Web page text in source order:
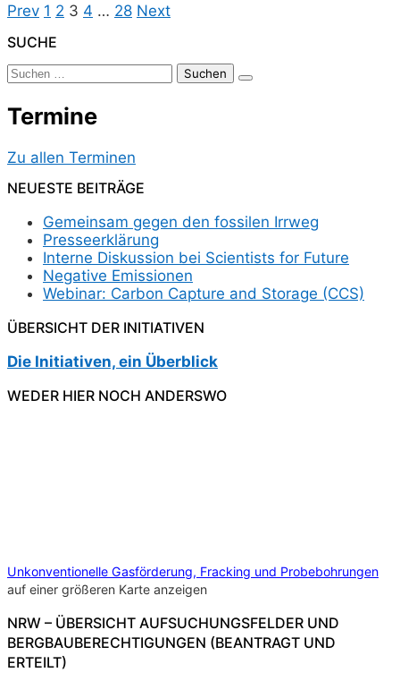
Seitennummerierung
Der
Beiträge
PrevPrevious
Page
1 Page
2 Page
3 Page
4 … Page
28 NextNext
SUCHE
Suchen
nach:
Termine
Zu allen Terminen
NEUESTE BEITRÄGE
Gemeinsam gegen den fossilen Irrweg
Presseerklärung
Interne Diskussion bei Scientists for Future
Negative Emissionen
Webinar: Carbon Capture and Storage (CCS)
ÜBERSICHT DER INITIATIVEN
Die Initiativen, ein Überblick
WEDER HIER NOCH ANDERSWO
Unkonventionelle Gasförderung, Fracking und Probebohrungen
auf einer größeren Karte anzeigen
NRW – ÜBERSICHT AUFSUCHUNGSFELDER UND
BERGBAUBERECHTIGUNGEN (BEANTRAGT UND
ERTEILT)